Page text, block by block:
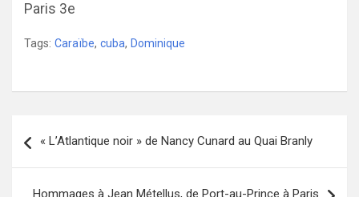
Paris 3e
Tags: Caraïbe, cuba, Dominique
de
« L’Atlantique noir » de Nancy Cunard au Quai Branly
Hommages à Jean Métellus, de Port-au-Prince à Paris